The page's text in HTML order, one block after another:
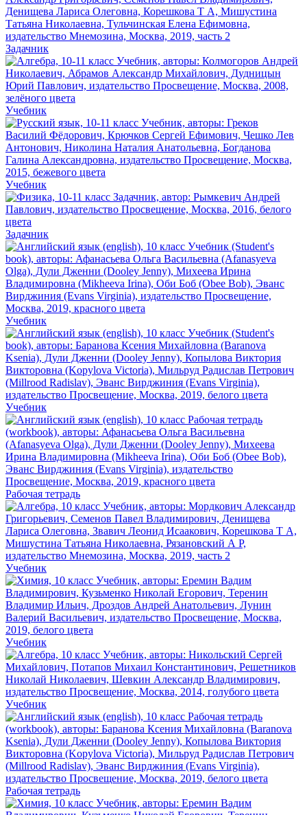
Задачник
Учебник
Учебник
Задачник
Учебник
Учебник
Рабочая тетрадь
Учебник
Учебник
Учебник
Рабочая тетрадь